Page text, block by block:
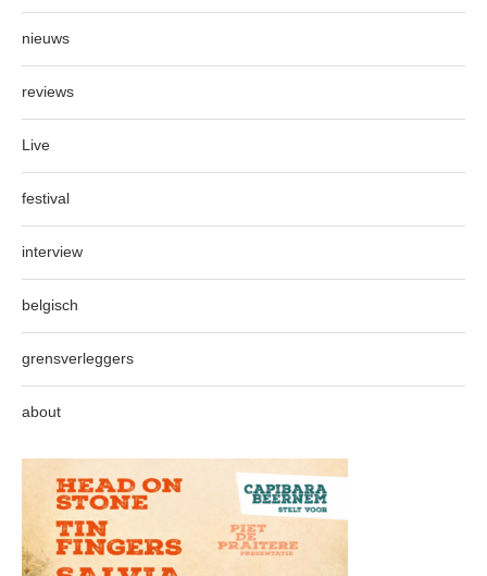
nieuws
reviews
Live
festival
interview
belgisch
grensverleggers
about